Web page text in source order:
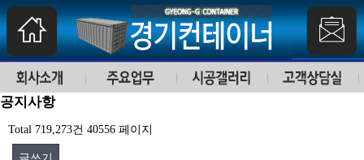
공지사항
Total 719,273건 40556 페이지